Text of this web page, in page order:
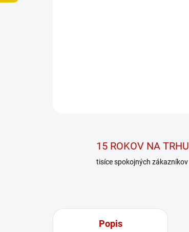
15 ROKOV NA TRHU
tisíce spokojných zákazníkov
Popis